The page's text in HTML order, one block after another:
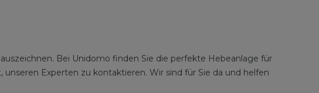
Bei Unidomo finden Sie die perfekte Hebeanlage für
Experten zu kontaktieren. Wir sind für Sie da und helfen